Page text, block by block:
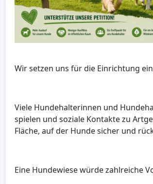
Wir setzen uns für die Einrichtung
Viele Hundehalterinnen und
spielen und soziale Kontakte zu
Fläche, auf der Hunde sicher und
Eine Hundewiese würde zahlreiche